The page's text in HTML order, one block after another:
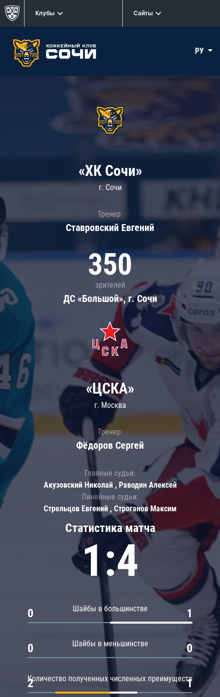
Клубы Сайты
РУ
«ХК Сочи»
г. Сочи
Тренер:
Ставровский Евгений
350
зрителей
ДС «Большой», г. Сочи
Статистика матча
1:4
Шайбы в большинстве
0 1
Шайбы в меньшинстве
0 0
Количество полученных численных преимуществ
2 1
«ЦСКА»
г. Москва
Тренер:
Фёдоров Сергей
Главные судьи:
Акузовский Николай , Раводин Алексей
Линейные судьи:
Стрельцов Евгений , Строганов Максим